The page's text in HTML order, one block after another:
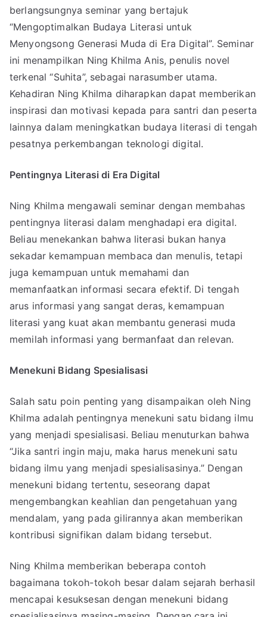
berlangsungnya seminar yang bertajuk
“Mengoptimalkan Budaya Literasi untuk
Menyongsong Generasi Muda di Era Digital”. Seminar
ini menampilkan Ning Khilma Anis, penulis novel
terkenal “Suhita”, sebagai narasumber utama.
Kehadiran Ning Khilma diharapkan dapat memberikan
inspirasi dan motivasi kepada para santri dan peserta
lainnya dalam meningkatkan budaya literasi di tengah
pesatnya perkembangan teknologi digital.
Pentingnya Literasi di Era Digital
Ning Khilma mengawali seminar dengan membahas
pentingnya literasi dalam menghadapi era digital.
Beliau menekankan bahwa literasi bukan hanya
sekadar kemampuan membaca dan menulis, tetapi
juga kemampuan untuk memahami dan
memanfaatkan informasi secara efektif. Di tengah
arus informasi yang sangat deras, kemampuan
literasi yang kuat akan membantu generasi muda
memilah informasi yang bermanfaat dan relevan.
Menekuni Bidang Spesialisasi
Salah satu poin penting yang disampaikan oleh Ning
Khilma adalah pentingnya menekuni satu bidang ilmu
yang menjadi spesialisasi. Beliau menuturkan bahwa
“Jika santri ingin maju, maka harus menekuni satu
bidang ilmu yang menjadi spesialisasinya.” Dengan
menekuni bidang tertentu, seseorang dapat
mengembangkan keahlian dan pengetahuan yang
mendalam, yang pada gilirannya akan memberikan
kontribusi signifikan dalam bidang tersebut.
Ning Khilma memberikan beberapa contoh
bagaimana tokoh-tokoh besar dalam sejarah berhasil
mencapai kesuksesan dengan menekuni bidang